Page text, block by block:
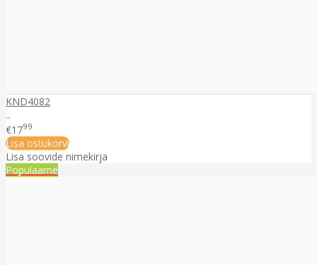
KND4082
..
€1799
Lisa ostukorvi
Lisa soovide nimekirja
Populaarne